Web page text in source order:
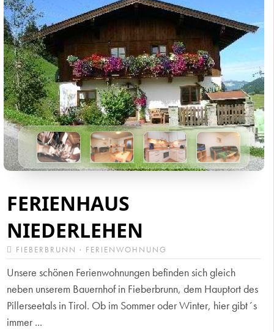
FERIENHAUS
NIEDERLEHEN
FIEBERBRUNN · FERIENWOHNUNG
Unsere schönen Ferienwohnungen befinden sich gleich
neben unserem Bauernhof in Fieberbrunn, dem Hauptort des
Pillerseetals in Tirol. Ob im Sommer oder Winter, hier gibt´s
immer ...